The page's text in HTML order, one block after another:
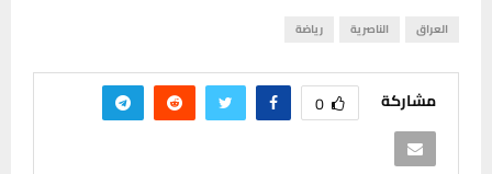
العراق الناصرية رياضة
مشاركة 0